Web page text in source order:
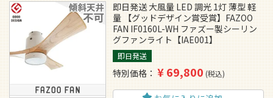
即日発送 大風量 LED 調光 1灯 薄型 軽
量 【グッドデザイン賞受賞】FAZOO
FAN IF0160L-WH ファズー製シーリン
グファンライト【IAE001】
即日発送
特別価格 ¥69,800 税込